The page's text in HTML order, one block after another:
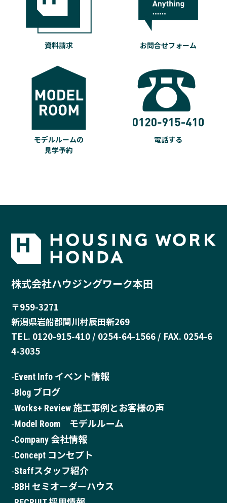
資料請求 お問合せフォーム
モデルルームの
見学予約
電話する
株式会社ハウジングワーク本田
〒959-3271
新潟県岩船郡関川村辰田新269
TEL. 0120-915-410 / 0254-64-1566 / FAX. 0254-6
4-3035
Event Info イベント情報
Blog ブログ
Works+ Review 施工事例とお客様の声
Model Room モデルルーム
Company 会社情報
Concept コンセプト
Staffスタッフ紹介
BBH セミオーダーハウス